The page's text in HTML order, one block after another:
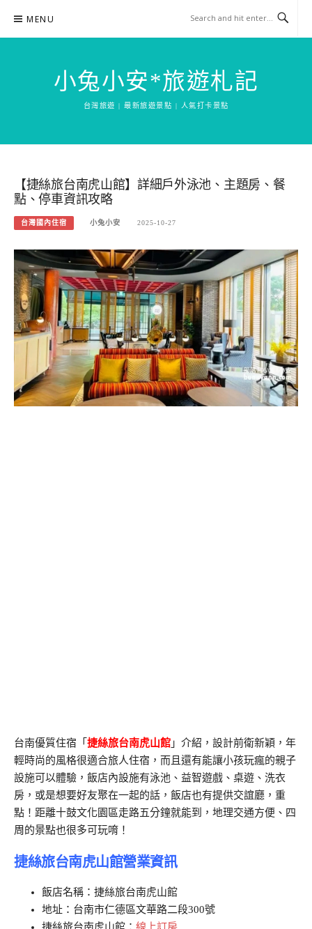
content
MENU
小兔小安*旅遊札記
台灣旅遊 | 最新旅遊景點 | 人氣打卡景點
【捷絲旅台南虎山館】詳細戶外泳池、主題房、餐
點、停車資訊攻略
台灣國內住宿 小兔小安 2025-10-27
台南優質住宿「 捷絲旅台南虎山館 」介紹，設計前衛新穎，年
輕時尚的風格很適合旅人住宿，而且還有能讓小孩玩瘋的親子
設施可以體驗，飯店內設施有泳池、益智遊戲、桌遊、洗衣
房，或是想要好友聚在一起的話，飯店也有提供交誼廳，重
點！距離十鼓文化園區走路五分鐘就能到，地理交通方便、四
周的景點也很多可玩唷！
捷絲旅台南虎山館營業資訊
飯店名稱：捷絲旅台南虎山館
地址：台南市仁德區文華路二段300號